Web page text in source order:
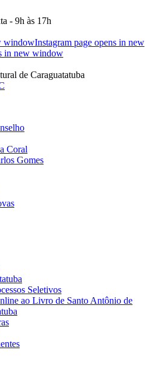
- 9h às 17h
windowInstagram page opens in new
in new window
de Caraguatatuba
Coral
Gomes
Seletivos
ao Livro de Santo Antônio de